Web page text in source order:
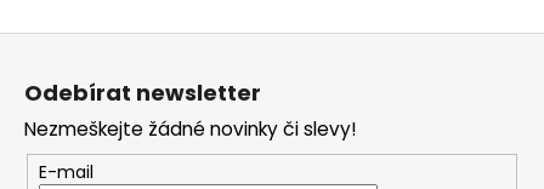
Odebírat newsletter
Nezmeškejte žádné novinky či slevy!
E-mail